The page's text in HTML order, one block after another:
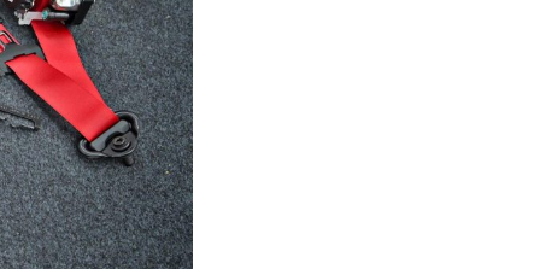
【LARTE-Design: 打造出終極版本的
BMW XM】